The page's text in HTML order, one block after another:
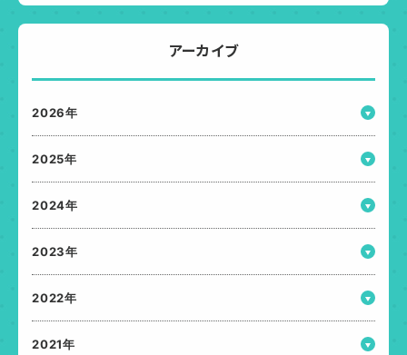
アーカイブ
2026年
2025年
2024年
2023年
2022年
2021年